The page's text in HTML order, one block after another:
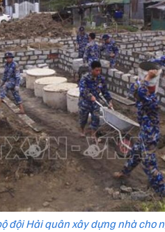
đội Hải quân xây dựng nhà cho